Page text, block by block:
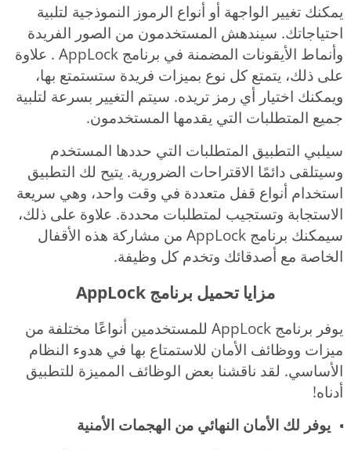
يمكنك تغيير الواجهة أو أنواع الرموز النموذجية لتلبية
احتياجاتك. سيندهش المستخدمون من الصور الفريدة
وأنماط الأيقونات المضمنة في برنامج AppLock . علاوة
على ذلك، يتمتع كل نوع بميزات فريدة ستستمتع بها،
ويمكنك اختيار أي رمز تريده. سيتم التغيير بسرعة لتلبية
جميع المتطلبات التي يقدمها المستخدمون.
سيلبي التطبيق المتطلبات التي حددها المستخدم
وسيتلقى دائمًا الاقتراحات الضرورية. يتيح لك التطبيق
استخدام أنواع قفل متعددة في وقت واحد، وهي سريعة
الاستجابة وتستجيب لمتطلبات محددة. علاوة على ذلك،
سيمكنك برنامج AppLock من مشاركة هذه الأقفال
الخاصة مع أصدقائك وتخدم كل وظيفة.
مزايا تحميل برنامج AppLock
يوفر برنامج AppLock للمستخدمين أنواعًا مختلفة من
ميزات ووظائف الأمان للاستمتاع بها في هدوء النظام
الأساسي. لقد ناقشنا بعض الوظائف المميزة للتطبيق
أدناه!
يوفر لك الأمان النهائي من الهجمات الأمنية